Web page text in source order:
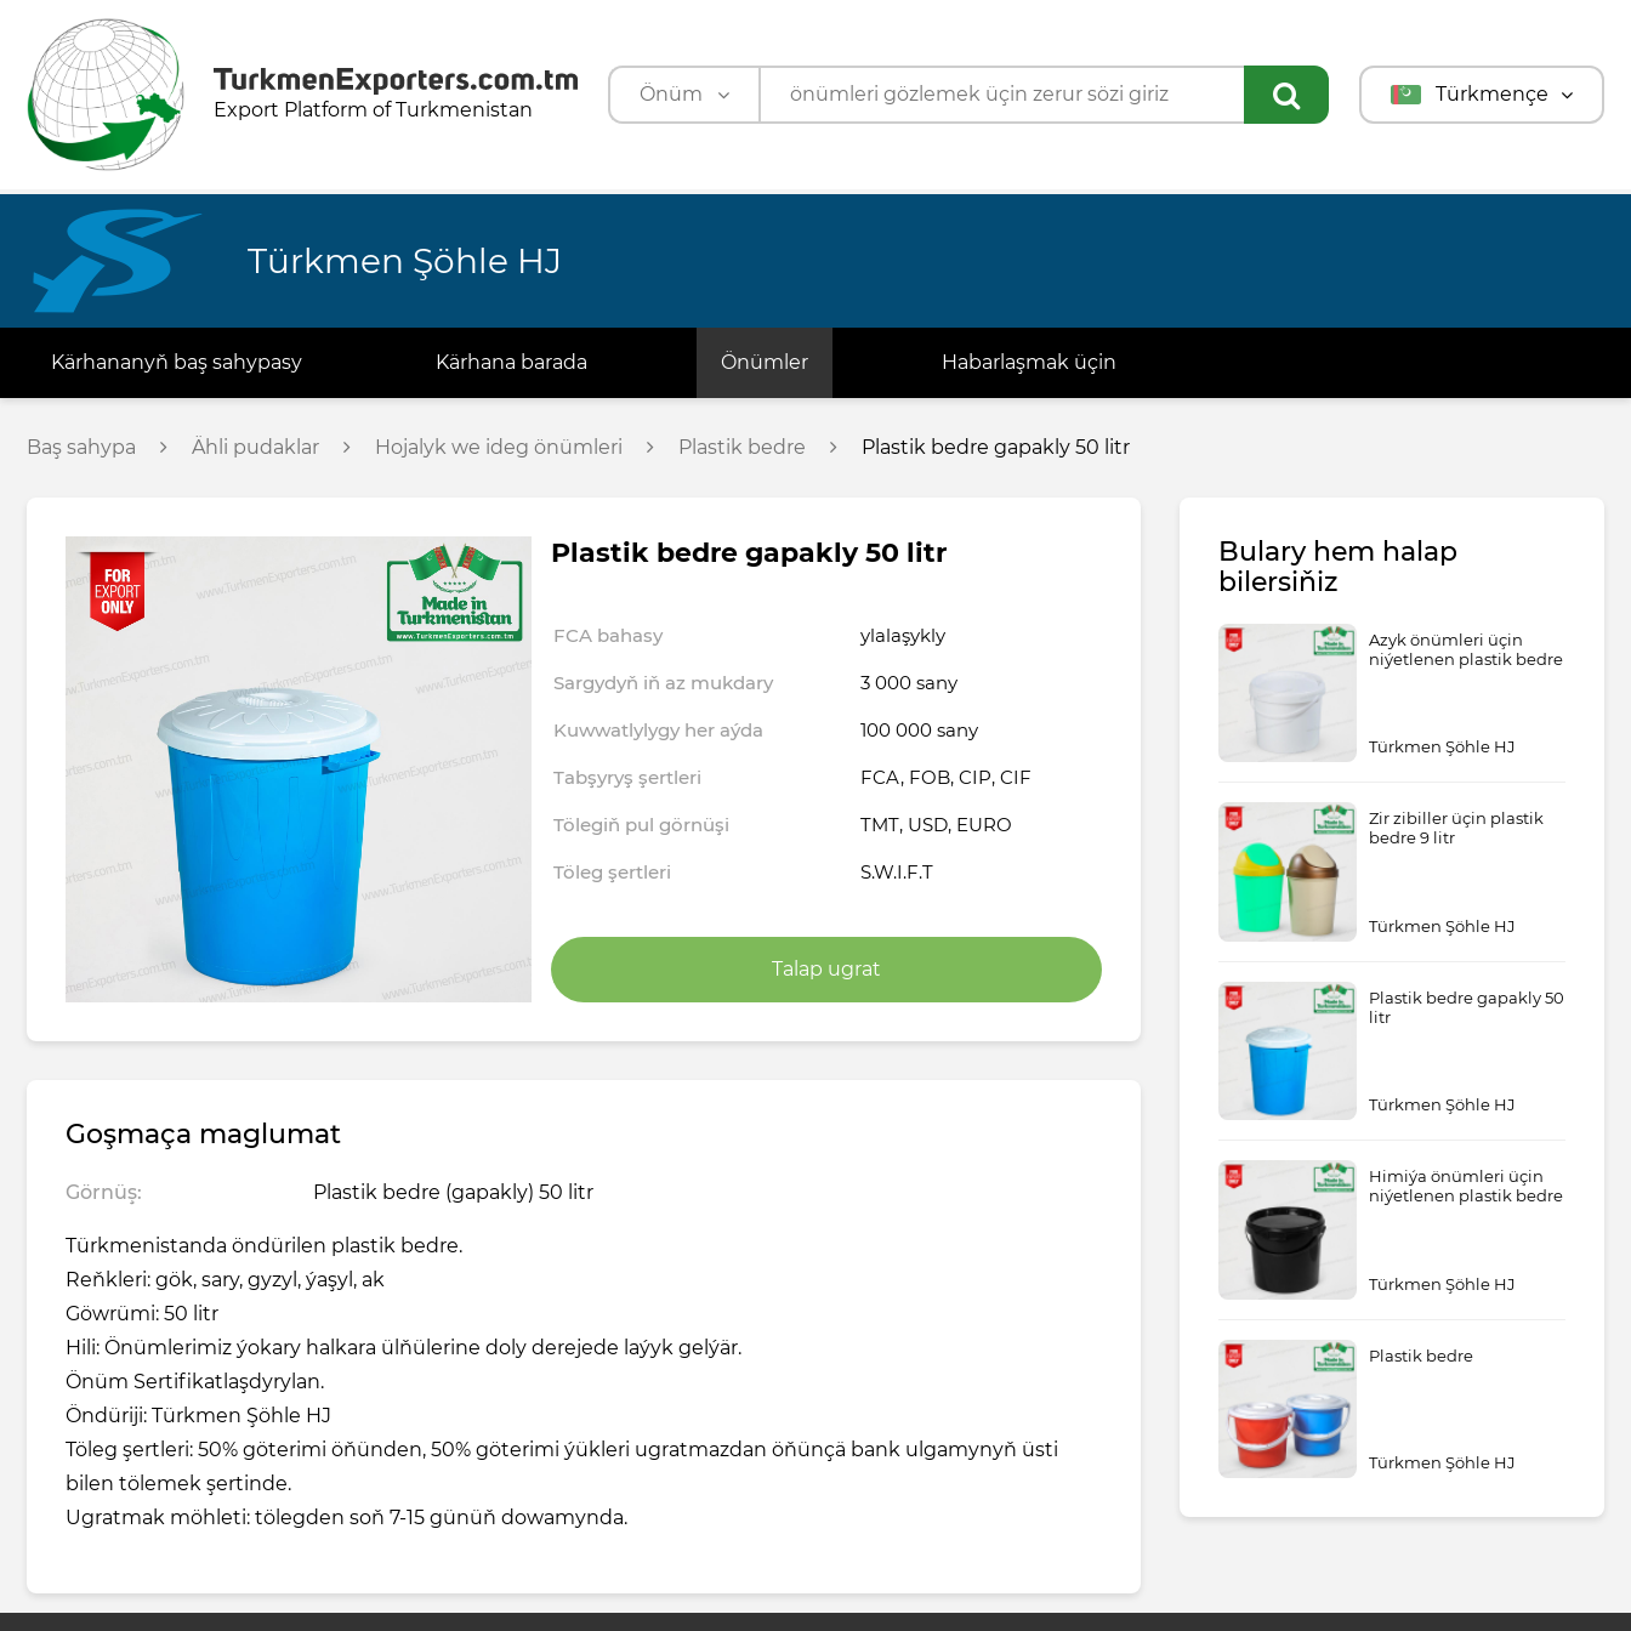
Export Platform of Turkmenistan
Önüm
Kärhana
Türkmençe
Türkmen Şöhle HJ
Kärhananyň baş sahypasy Kärhana barada Önümler Habarlaşmak üçin
Baş sahypa Ähli pudaklar Hojalyk we ideg önümleri Plastik bedre Plastik bedre gapakly 50 litr
Plastik bedre gapakly 50 litr
FCA bahasy ylalaşykly
Sargydyň iň az mukdary 3 000 sany
Kuwwatlylygy her aýda 100 000 sany
Tabşyryş şertleri FCA, FOB, CIP, CIF
Tölegiň pul görnüşi TMT, USD, EURO
Töleg şertleri S.W.I.F.T
Talap ugrat
Goşmaça maglumat
Görnüş: Plastik bedre (gapakly) 50 litr
Türkmenistanda öndürilen plastik bedre.
Reňkleri: gök, sary, gyzyl, ýaşyl, ak
Göwrümi: 50 litr
Hili: Önümlerimiz ýokary halkara ülňülerine doly derejede laýyk gelýär.
Önüm Sertifikatlaşdyrylan.
Öndüriji: Türkmen Şöhle HJ
Töleg şertleri: 50% göterimi öňünden, 50% göterimi ýükleri ugratmazdan öňünçä bank ulgamynyň üsti
bilen tölemek şertinde.
Ugratmak möhleti: tölegden soň 7-15 günüň dowamynda.
Bulary hem halap
bilersiňiz
Azyk önümleri üçin
niýetlenen plastik bedre
Türkmen Şöhle HJ
Zir zibiller üçin plastik
bedre 9 litr
Türkmen Şöhle HJ
Plastik bedre gapakly 50
litr
Türkmen Şöhle HJ
Himiýa önümleri üçin
niýetlenen plastik bedre
Türkmen Şöhle HJ
Plastik bedre
Türkmen Şöhle HJ